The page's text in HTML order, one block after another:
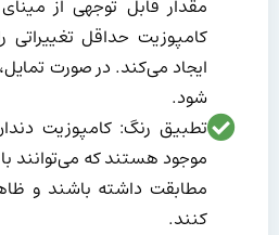
کامپوزیت حداقل
ایجاد می‌کند. در صورت
شود.
تطبیق رنگ: کامپوزیت
موجود هستند که می‌توانند
مطابقت داشته باشند و
کنند.